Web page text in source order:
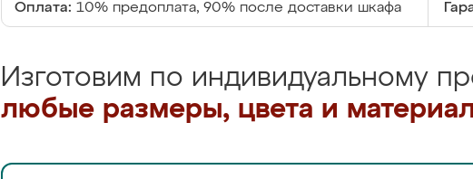
Оплата: 10% предоплата, 90% после доставки шкафа
Изготовим по индивидуальному
любые размеры, цвета и